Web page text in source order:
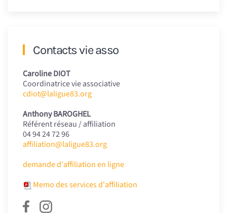
Contacts vie asso
Caroline DIOT
Coordinatrice vie associative
cdiot@laligue83.org
Anthony BAROGHEL
Référent réseau / affiliation
04 94 24 72 96
affiliation@laligue83.org
demande d'affiliation en ligne
Memo des services d'affiliation